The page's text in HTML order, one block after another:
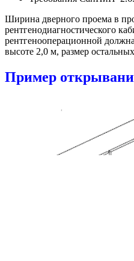
Ширина дверного проема в
рентгенодиагностического
рентгенооперационной
высоте 2,0 м, размер
Пример